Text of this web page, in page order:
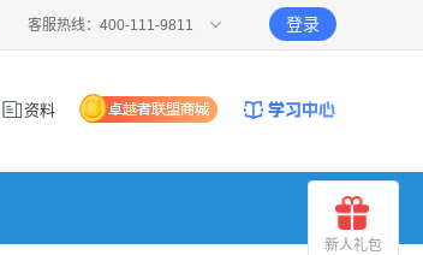
客服热线：400-111-9811 登录
资料
新人礼包